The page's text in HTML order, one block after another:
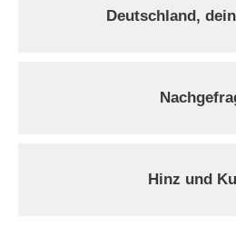
Deutschland,
Hinz und